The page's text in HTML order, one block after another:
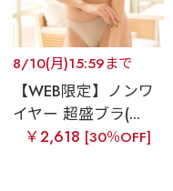
8/10(月)15:59まで
【WEB限定】ノンワ
イヤー 超盛ブラ(...
￥2,618 [30％OFF]